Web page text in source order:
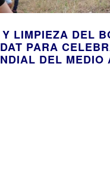
Y LIMPIEZA DEL
PARA
DEL MEDIO